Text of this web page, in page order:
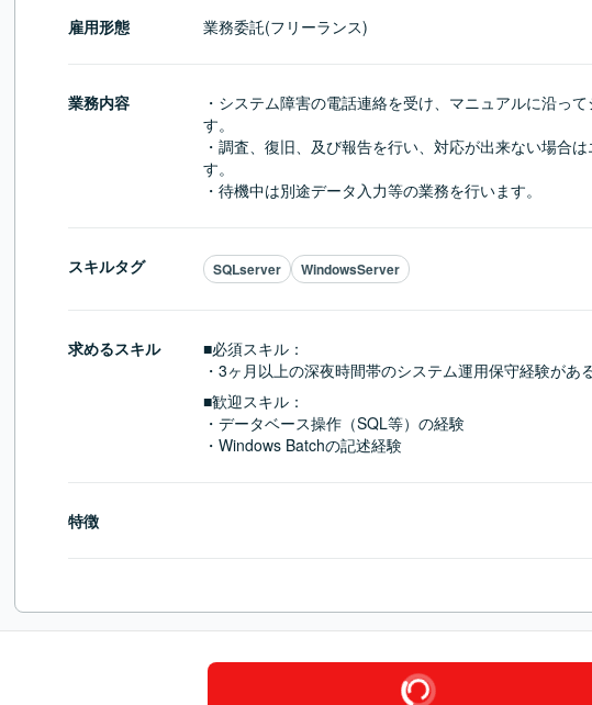
雇用形態 業務委託(フリーランス)
業務内容
・システム障害の電話連絡を受け、マニュアルに沿っ
す。
・調査、復旧、及び報告を行い、対応が出来ない場合
す。
・待機中は別途データ入力等の業務を行います。
スキルタグ SQLserver WindowsServer
求めるスキル
■必須スキル：
・3ヶ月以上の深夜時間帯のシステム運用保守経験があ
■歓迎スキル：
・データベース操作（SQL等）の経験
・Windows Batchの記述経験
特徴